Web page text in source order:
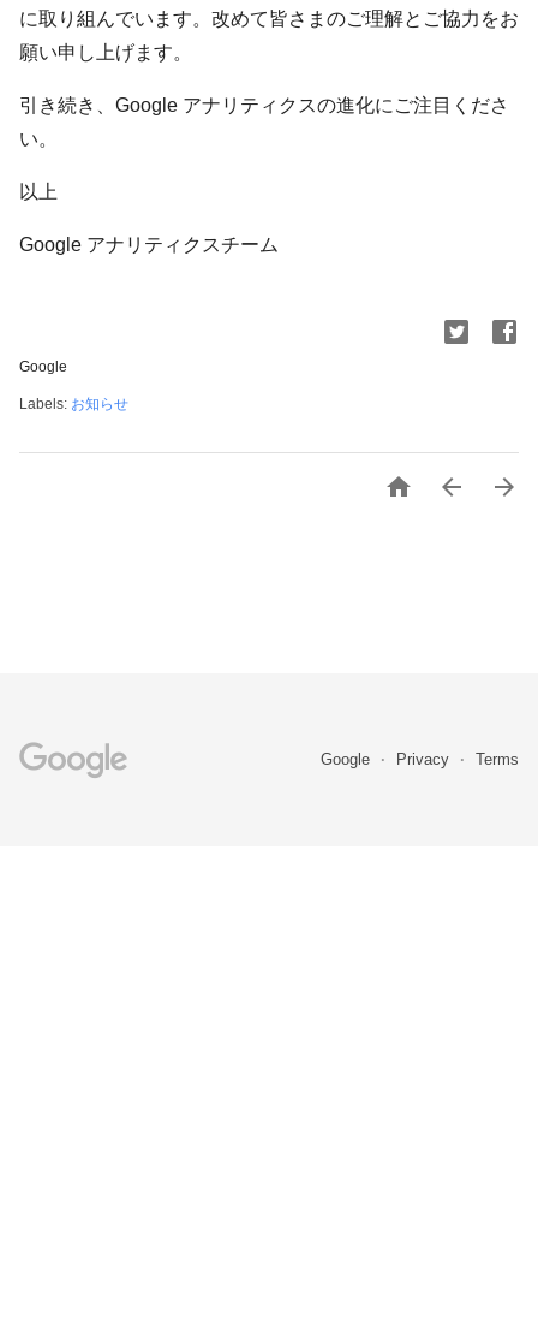
に取り組んでいます。改めて皆さまのご理解とご協力をお
願い申し上げます。
引き続き、Google アナリティクスの進化にご注目くださ
い。
以上
Google アナリティクスチーム
Google
Labels: お知らせ
  
Google Privacy Terms